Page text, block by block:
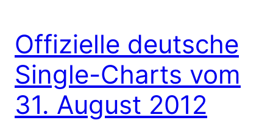
Offizielle deutsche
Single-Charts vom
31. August 2012